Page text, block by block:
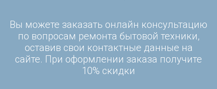
Вы можете заказать онлайн консультацию
по вопросам ремонта бытовой техники,
оставив свои контактные данные на
сайте. При оформлении заказа получите
10% скидки